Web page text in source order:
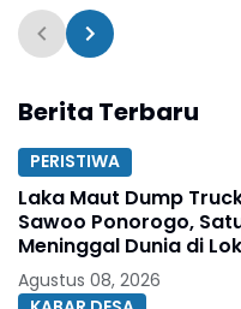
Berita Terbaru
PERISTIWA
Laka Maut Dump
Sawoo Ponorogo,
Meninggal Dunia di
Agustus 08, 2026